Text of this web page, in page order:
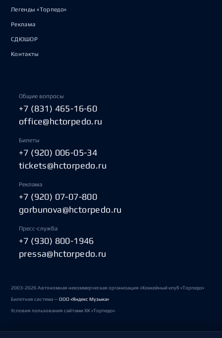
Легенды «Торпедо»
Реклама
СДЮШОР
Контакты
Общие вопросы
+7 (831) 465-16-60
office@hctorpedo.ru
Билеты
+7 (920) 006-05-34
tickets@hctorpedo.ru
Реклама
+7 (920) 07-07-800
gorbunova@hctorpedo.ru
Пресс-служба
+7 (930) 800-1946
pressa@hctorpedo.ru
2003-2026 Автономная некоммерческая организация «Хоккейный клуб «Торпедо»
Билетная система —ООО «Яндекс Музыка»
Условия пользования сайтами ХК «Торпедо»